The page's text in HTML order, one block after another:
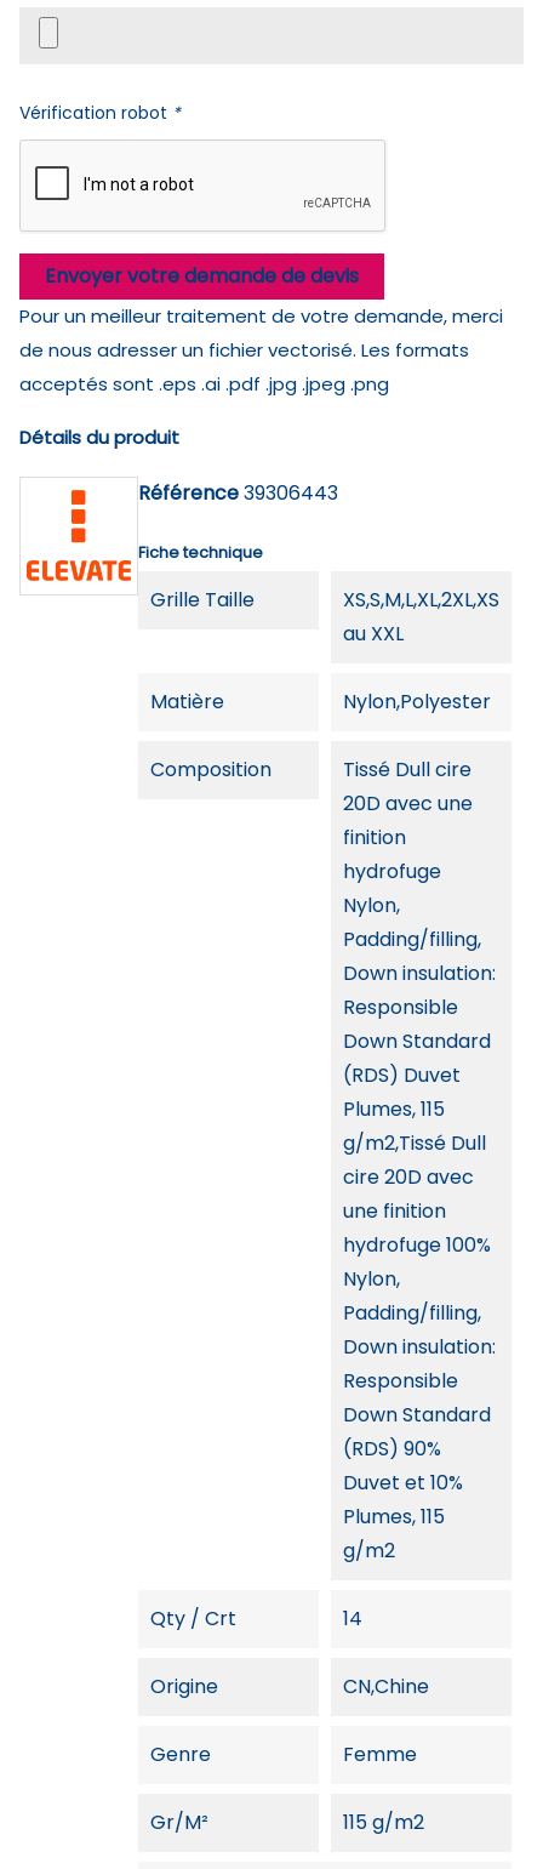
Vérification robot *
Envoyer votre demande de devis
Pour un meilleur traitement de votre demande, merci
de nous adresser un fichier vectorisé. Les formats
acceptés sont .eps .ai .pdf .jpg .jpeg .png
Détails du produit
Référence39306443
Fiche technique
Grille Taille
XS,S,M,L,XL,2XL,XS
au XXL
Matière Nylon,Polyester
Composition
Tissé Dull cire
20D avec une
finition
hydrofuge
Nylon,
Padding/filling,
Down insulation:
Responsible
Down Standard
(RDS) Duvet
Plumes, 115
g/m2,Tissé Dull
cire 20D avec
une finition
hydrofuge 100%
Nylon,
Padding/filling,
Down insulation:
Responsible
Down Standard
(RDS) 90%
Duvet et 10%
Plumes, 115
g/m2
Qty / Crt 14
Origine CN,Chine
Genre Femme
Gr/m² 115 g/m2